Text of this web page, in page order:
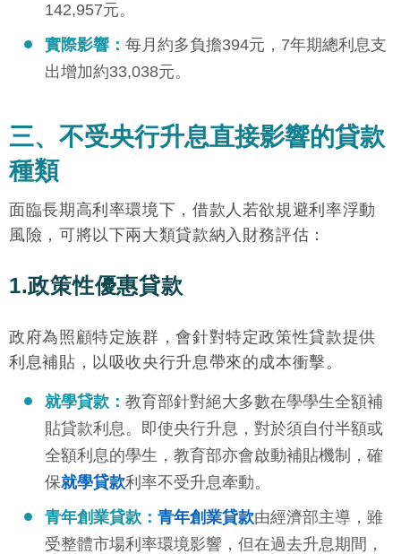
142,957元。
實際影響： 每月約多負擔394元，7年期總利息支
出增加約33,038元。
三、不受央行升息直接影響的貸款
種類
面臨長期高利率環境下，借款人若欲規避利率浮動
風險，可將以下兩大類貸款納入財務評估：
1.政策性優惠貸款
政府為照顧特定族群，會針對特定政策性貸款提供
利息補貼，以吸收央行升息帶來的成本衝擊。
就學貸款： 教育部針對絕大多數在學學生全額補
貼貸款利息。即使央行升息，對於須自付半額或
全額利息的學生，教育部亦會啟動補貼機制，確
保就學貸款利率不受升息牽動。
青年創業貸款： 青年創業貸款由經濟部主導，雖
受整體市場利率環境影響，但在過去升息期間，